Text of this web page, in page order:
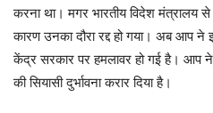
करना था। मगर भारतीय विदेश मंत्रालय
कारण उनका दौरा रद्द हो गया। अब आप ने
केंद्र सरकार पर हमलावर हो गई है। आप ने
की सियासी दुर्भावना करार दिया है।